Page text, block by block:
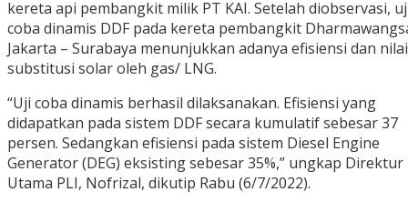
kereta api pembangkit milik PT KAI. Setelah diobservasi,
coba dinamis DDF pada kereta pembangkit
Jakarta – Surabaya menunjukkan adanya efisiensi dan nilai
substitusi solar oleh gas/ LNG.
“Uji coba dinamis berhasil dilaksanakan. Efisiensi yang
didapatkan pada sistem DDF secara kumulatif sebesar 37
persen. Sedangkan efisiensi pada sistem Diesel Engine
Generator (DEG) eksisting sebesar 35%,” ungkap Direktur
Utama PLI, Nofrizal, dikutip Rabu (6/7/2022).